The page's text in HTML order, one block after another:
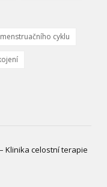
cyklu
Klinika celostní terapie